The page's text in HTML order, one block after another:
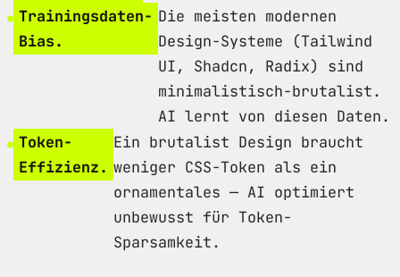
Trainingsdaten-
Bias.
Die meisten modernen
Design-Systeme (Tailwind
UI, Shadcn, Radix) sind
minimalistisch-brutalist.
AI lernt von diesen Daten.
Token-
Effizienz.
Ein brutalist Design braucht
weniger CSS-Token als ein
ornamentales — AI optimiert
unbewusst für Token-
Sparsamkeit.